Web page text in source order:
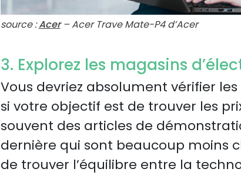
source :Acer– Acer Trave Mate-P4 d’Acer
3. Explorez les magasins
Vous devriez absolument vérifier
si votre objectif est de trouver les
souvent des articles de
dernière qui sont beaucoup moins
de trouver l’équilibre entre la